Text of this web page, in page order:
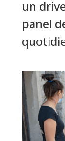
un
panel